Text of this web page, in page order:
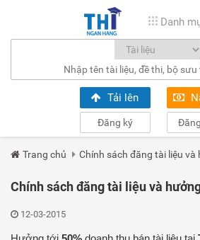
Danh
Tải lên
Đăng ký
Trang chủ Chính sách đăng tài liệu
Chính sách đăng tài liệu và
12-03-2015